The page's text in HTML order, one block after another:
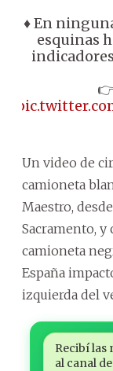
♦️ En
esquinas
Un video de
camioneta
Maestro,
Sacramento, y
camioneta
España
izquierda del
Recibí las
al canal